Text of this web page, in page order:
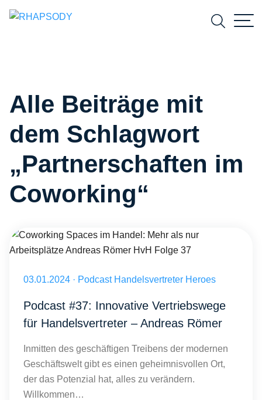
Suchen
Alle Beiträge mit
dem Schlagwort
„Partnerschaften im
Coworking“
Veröffentlicht am 03.01.2024
03.01.2024 · Podcast Handelsvertreter Heroes
Podcast #37: Innovative Vertriebswege
für Handelsvertreter – Andreas Römer
Inmitten des geschäftigen Treibens der modernen
Geschäftswelt gibt es einen geheimnisvollen Ort,
der das Potenzial hat, alles zu verändern.
Willkommen…